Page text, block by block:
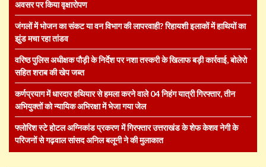
अवसर पर किया वृक्षारोपण
जंगलों में भोजन का संकट या वन विभाग की लापरवाही? रिहायशी इलाकों में हाथियों का
झुंड मचा रहा तांडव
वरिष्ठ पुलिस अधीक्षक पौड़ी के निर्देश पर नशा तस्करी के खिलाफ बड़ी कार्रवाई, बोलेरो
सहित शराब की खेप जब्त
कर्णप्रयाग में धारदार हथियार से हमला करने वाले 04 निहंग यात्री गिरफ्तार, तीन
अभियुक्तों को न्यायिक अभिरक्षा में भेजा गया जेल
फ्लोरिश स्टे होटल अग्निकांड प्रकरण में गिरफ्तार उत्तराखंड के शेफ केशव नेगी के
परिजनों से गढ़वाल सांसद अनिल बलूनी ने की मुलाकात